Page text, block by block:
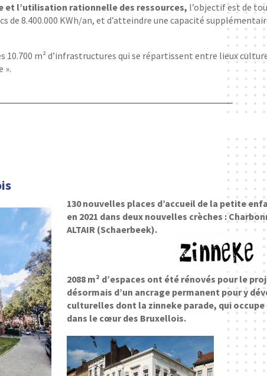
et l’utilisation rationnelle des ressources, l’objectif est de
8.400.000 KWh/an, et d’atteindre une capacité
10.700 m² d’infrastructures qui se répartissent entre lieux
».
130 nouvelles places d’accueil de la petite
en 2021 dans deux nouvelles crèches :
ALTAIR (Schaerbeek).
2088 m² d’espaces ont été rénovés pour le
désormais d’un ancrage permanent pour y
culturelles dont la zinneke parade, qui
dans le cœur des Bruxellois.